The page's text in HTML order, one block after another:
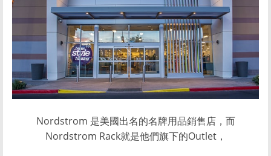
Nordstrom 是美國出名的名牌用品銷售店，而
Nordstrom Rack就是他們旗下的Outlet，